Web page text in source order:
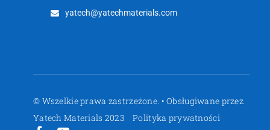
yatech@yatechmaterials.com
© Wszelkie prawa zastrzeżone. • Obsługiwane przez
Yatech Materials 2023Polityka prywatności